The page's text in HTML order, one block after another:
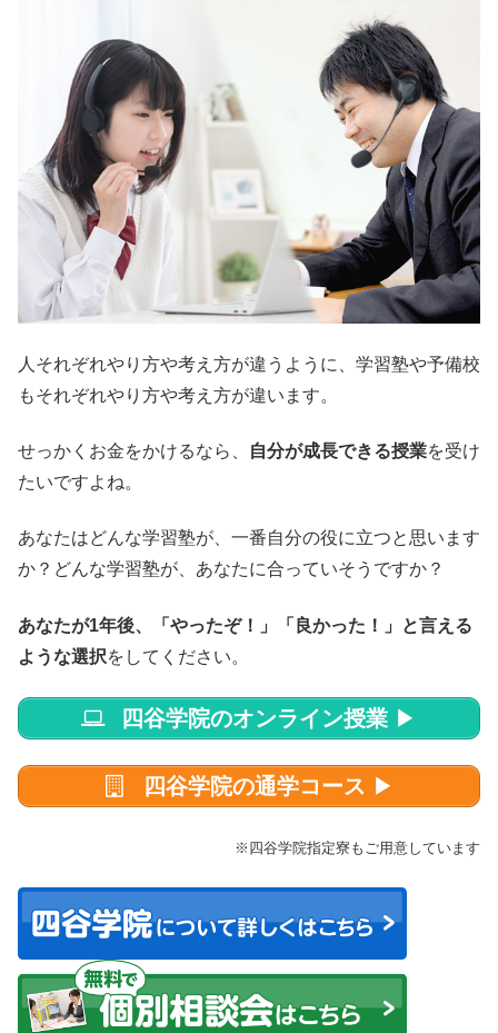
人それぞれやり方や考え方が違うように、学習塾や予備校
もそれぞれやり方や考え方が違います。
せっかくお金をかけるなら、 自分が成長できる授業を受け
たいですよね。
あなたはどんな学習塾が、一番自分の役に立つと思います
か？どんな学習塾が、あなたに合っていそうですか？
あなたが1年後、「やったぞ！」「良かった！」と言える
ような選択をしてください。
四谷学院のオンライン授業 ▶
四谷学院の通学コース ▶
※四谷学院指定寮もご用意しています